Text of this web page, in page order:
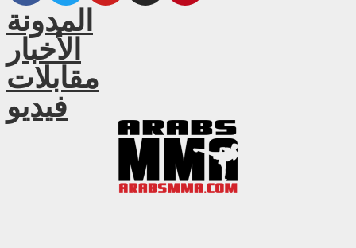
المدونة
الأخبار
مقابلات
فيديو